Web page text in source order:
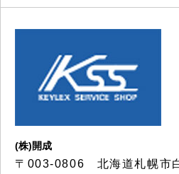
(株)開成
〒003-0806 北海道札幌市